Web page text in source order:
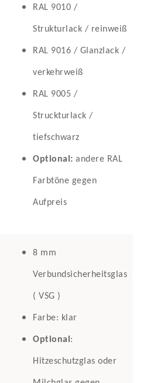
RAL 9010 /
Strukturlack / reinweiß
RAL 9016 / Glanzlack /
verkehrweiß
RAL 9005 /
Struckturlack /
tiefschwarz
Optional: andere RAL
Farbtöne gegen
Aufpreis
8 mm
Verbundsicherheitsglas
( VSG )
Farbe: klar
Optional :
Hitzeschutzglas oder